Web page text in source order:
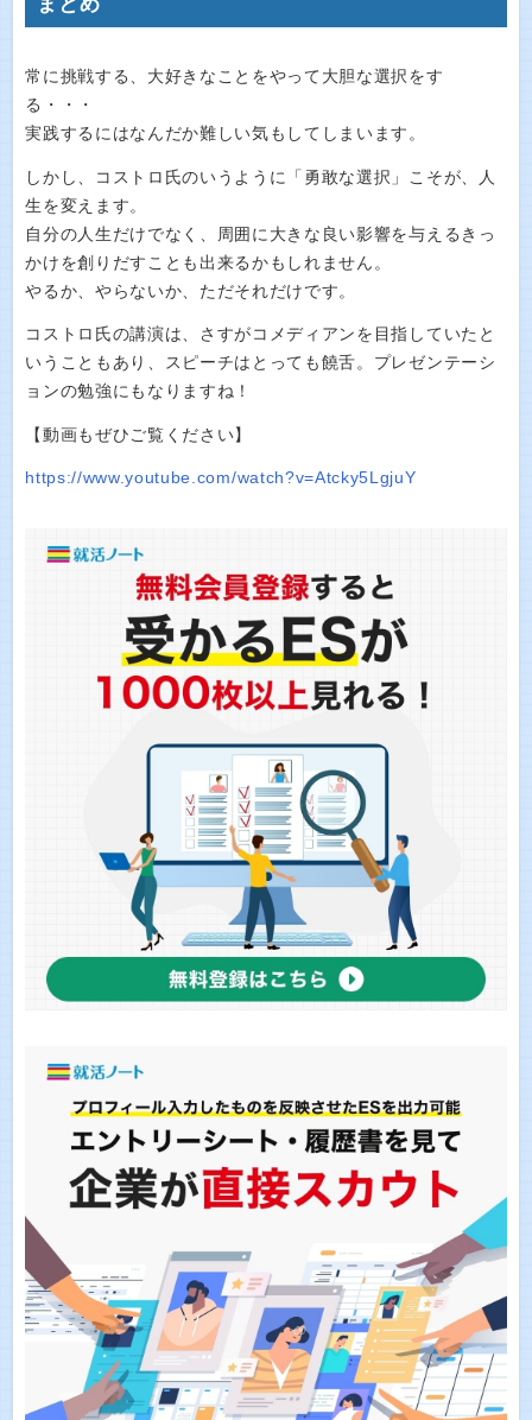
常に挑戦する、大好きなことをやって大胆な選択をす
る・・・
実践するにはなんだか難しい気もしてしまいます。
しかし、コストロ氏のいうように「勇敢な選択」こそが、人
生を変えます。
自分の人生だけでなく、周囲に大きな良い影響を与えるきっ
かけを創りだすことも出来るかもしれません。
やるか、やらないか、ただそれだけです。
コストロ氏の講演は、さすがコメディアンを目指していたと
いうこともあり、スピーチはとっても饒舌。プレゼンテーシ
ョンの勉強にもなりますね！
【動画もぜひご覧ください】
https://www.youtube.com/watch?v=Atcky5LgjuY